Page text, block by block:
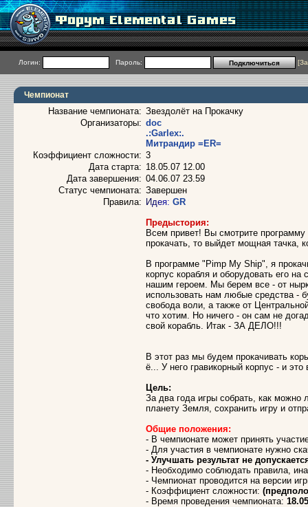
Логин: Пароль: [
Чемпионат
Название чемпионата: Звездолёт на Прокачку
Организаторы: dоc
.:Garlex:.
Митрандир =ER=
Коэффициент сложности: 3
Дата старта: 18.05.07 12.00
Дата завершения: 04.06.07 23.59
Статус чемпионата: Завершен
Правила: Идея: GR
Прeдыстория:
Всем привет! Вы смотрите программу
прокачать, то выйдет мощная тачка,
В программе "Pimp My Ship", я
корпус корабля и оборудовать его
нашим героем. Мы берем все - от
использовать нам любые средства -
свобода воли, а также от
что хотим. Но ничего - он сам не
свой корабль. Итак - ЗА ДЕЛО!!!
В этот раз мы будем прокачивать
ё... У него гравикорный корпус - и это
Цель:
За два года игры собрать, как
планету Земля, сохранить игру и
Общие положения:
- В чемпионате может принять
- Для участия в чемпионате нужно
- Улучшать результат не
- Необходимо соблюдать правила,
- Чемпионат проводится на версии
- Коэффициент сложности:
- Время проведения чемпионата: